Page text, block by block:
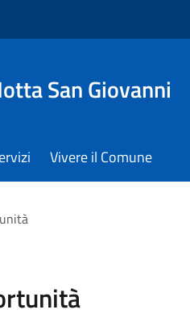
San Giovanni
Vivere il Comune